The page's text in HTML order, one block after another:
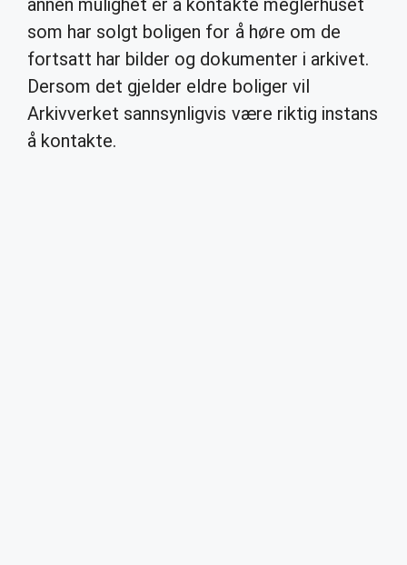
annen mulighet er å kontakte meglerhuset
som har solgt boligen for å høre om de
fortsatt har bilder og dokumenter i arkivet.
Dersom det gjelder eldre boliger vil
Arkivverket sannsynligvis være riktig instans
å kontakte.